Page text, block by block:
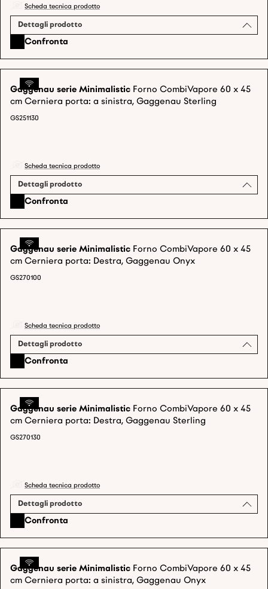
Scheda tecnica prodotto
Dettagli prodotto
Confronta
Gaggenau serie Minimalistic Forno CombiVapore 60 x 45
cm Cerniera porta: a sinistra, Gaggenau Sterling
GS251130
Scheda tecnica prodotto
Dettagli prodotto
Confronta
Gaggenau serie Minimalistic Forno CombiVapore 60 x 45
cm Cerniera porta: Destra, Gaggenau Onyx
GS270100
Scheda tecnica prodotto
Dettagli prodotto
Confronta
Gaggenau serie Minimalistic Forno CombiVapore 60 x 45
cm Cerniera porta: Destra, Gaggenau Sterling
GS270130
Scheda tecnica prodotto
Dettagli prodotto
Confronta
Gaggenau serie Minimalistic Forno CombiVapore 60 x 45
cm Cerniera porta: a sinistra, Gaggenau Onyx